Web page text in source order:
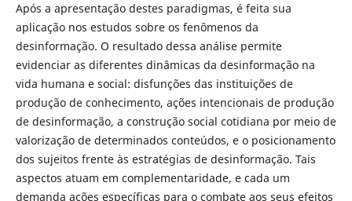
Após a apresentação destes paradigmas, é feita sua
aplicação nos estudos sobre os fenômenos da
desinformação. O resultado dessa análise permite
evidenciar as diferentes dinâmicas da desinformação na
vida humana e social: disfunções das instituições de
produção de conhecimento, ações intencionais de produção
de desinformação, a construção social cotidiana por meio de
valorização de determinados conteúdos, e o posicionamento
dos sujeitos frente às estratégias de desinformação. Tais
aspectos atuam em complementaridade, e cada um
demanda ações específicas para o combate aos seus efeitos